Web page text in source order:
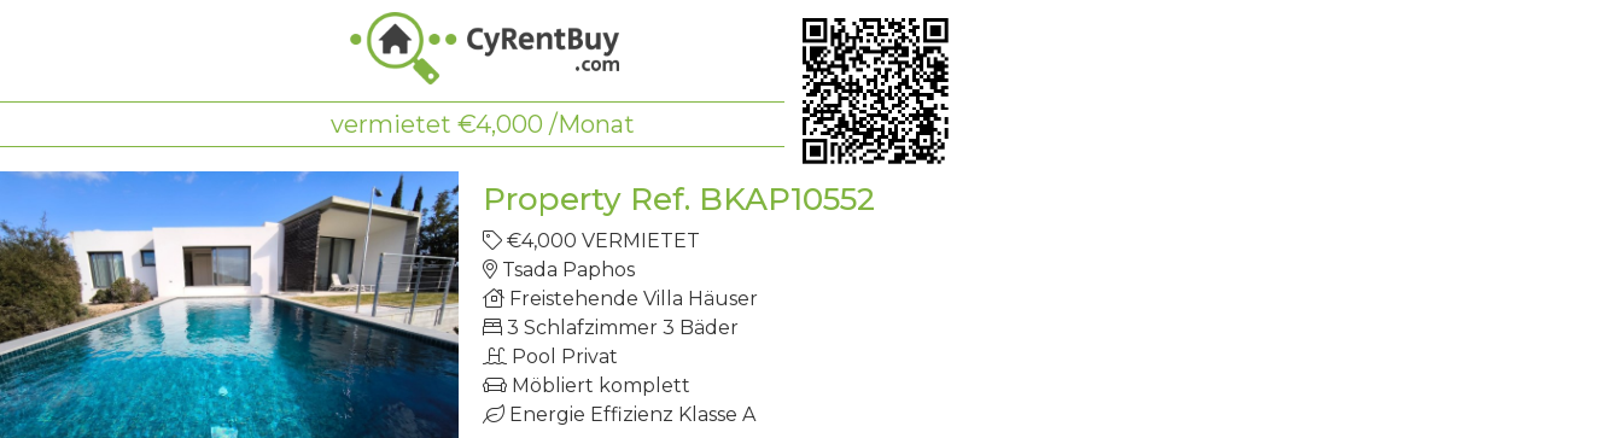
vermietet €4,000 /Monat
Property Ref. BKAP10552
€4,000 VERMIETET
Tsada Paphos
Freistehende Villa Häuser
3 Schlafzimmer 3 Bäder
Pool Privat
Möbliert komplett
Energie Effizienz Klasse A